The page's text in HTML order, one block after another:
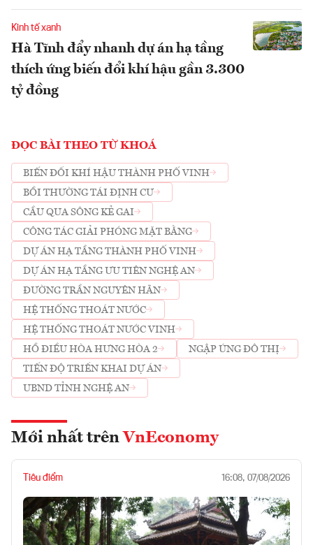
Kinh tế xanh
Hà Tĩnh đẩy nhanh dự án hạ tầng
thích ứng biến đổi khí hậu gần 3.300
tỷ đồng
ĐỌC BÀI THEO TỪ KHOÁ
BIẾN ĐỔI KHÍ HẬU THÀNH PHỐ VINH
BỒI THƯỜNG TÁI ĐỊNH CƯ
CẦU QUA SÔNG KẺ GAI
CÔNG TÁC GIẢI PHÓNG MẶT BẰNG
DỰ ÁN HẠ TẦNG THÀNH PHỐ VINH
DỰ ÁN HẠ TẦNG ƯU TIÊN NGHỆ AN
ĐƯỜNG TRẦN NGUYÊN HÃN
HỆ THỐNG THOÁT NƯỚC
HỆ THỐNG THOÁT NƯỚC VINH
HỒ ĐIỀU HÒA HƯNG HÒA 2
NGẬP ÚNG ĐÔ THỊ
TIẾN ĐỘ TRIỂN KHAI DỰ ÁN
UBND TỈNH NGHỆ AN
Mới nhất trên VnEconomy
Tiêu điểm 16:08, 07/08/2026